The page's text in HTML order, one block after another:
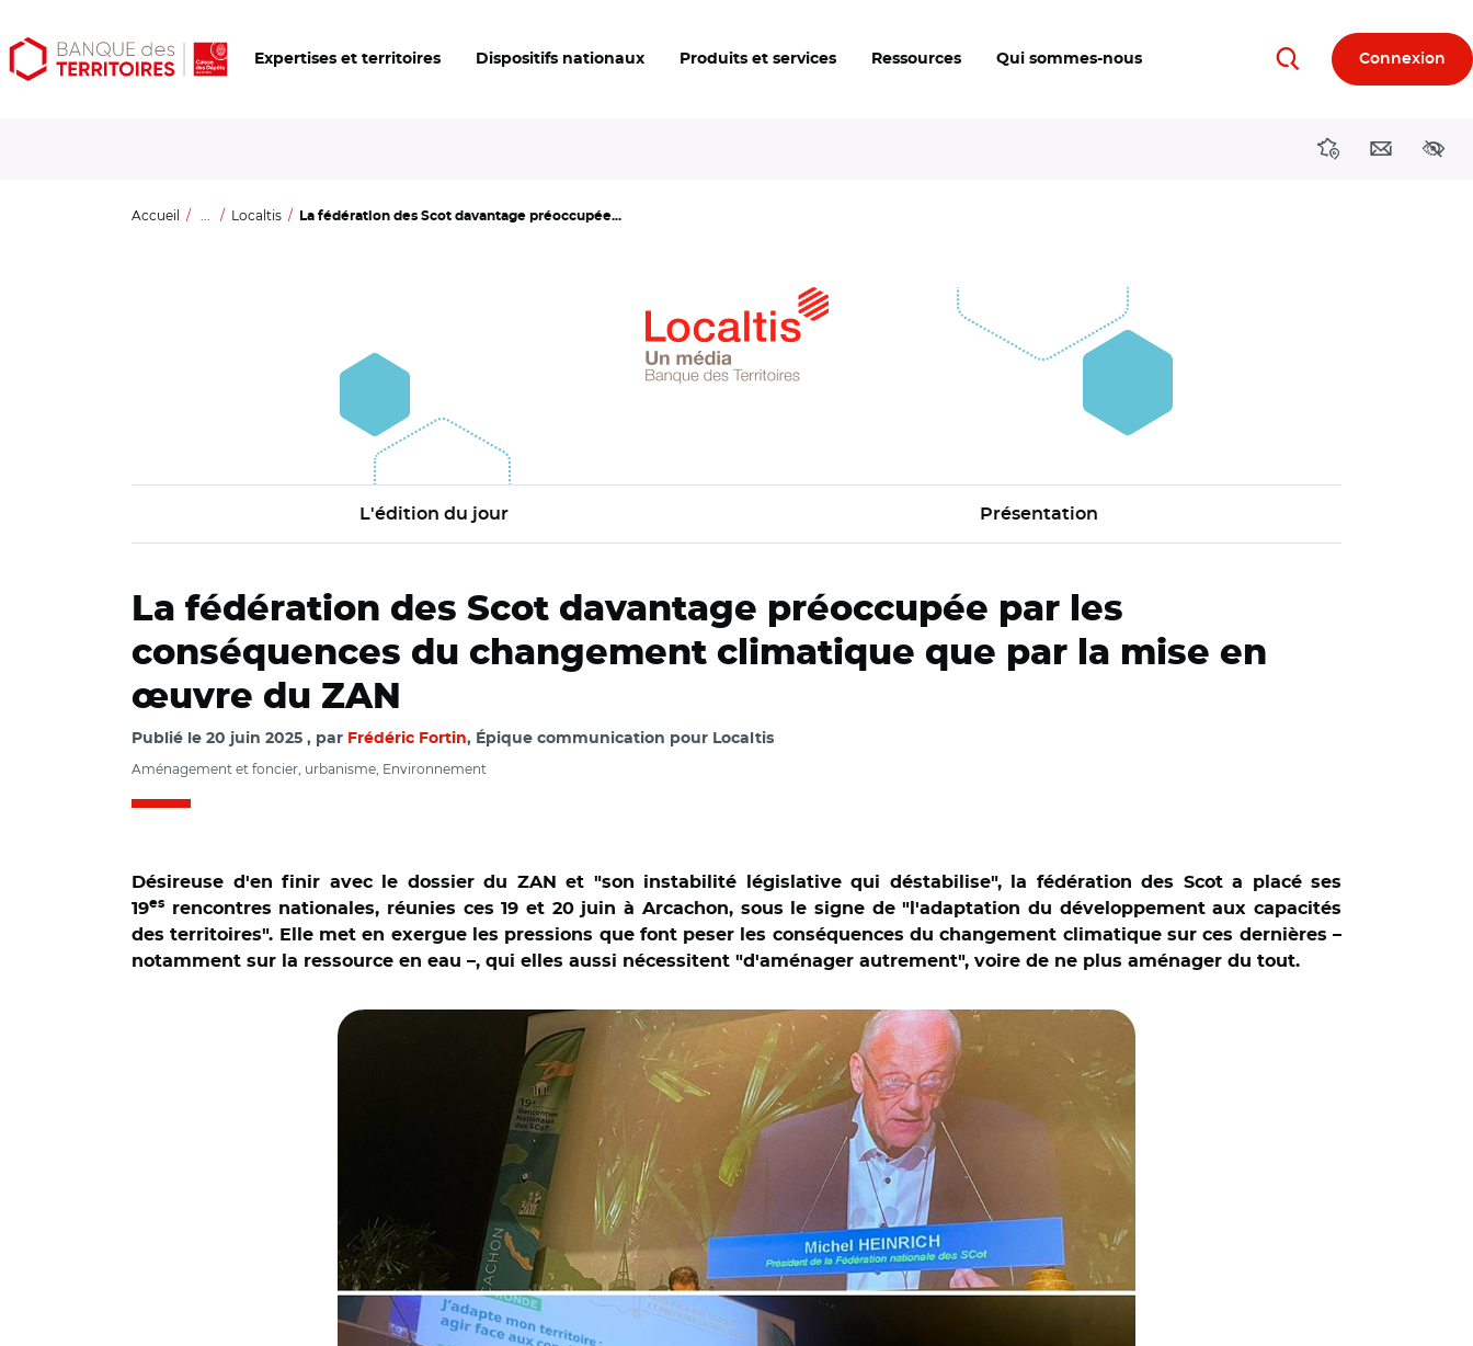
Aller
au
Aller
au
Ouvrir
les
Expertises et territoires Dispositifs nationaux Produits et services Ressources Qui sommes-nous RechercherConnexion
DirectionsContact
Accueil ... Localtis La fédération des Scot davantage préoccupée...
L'édition du jour Présentation
La fédération des Scot davantage préoccupée par les
conséquences du changement climatique que par la mise en
œuvre du ZAN
Publié le 20 juin 2025 par Frédéric Fortin, Épique communication pour Localtis
Aménagement et foncier, urbanisme, Environnement
Désireuse d'en finir avec le dossier du ZAN et "son instabilité législative qui déstabilise", la fédération des Scot a placé ses
19es
rencontres nationales, réunies ces 19 et 20 juin à Arcachon, sous le signe de "l'adaptation du développement aux capacités
des territoires". Elle met en exergue les pressions que font peser les conséquences du changement climatique sur ces dernières –
notamment sur la ressource en eau –, qui elles aussi nécessitent "d'aménager autrement", voire de ne plus aménager du tout.